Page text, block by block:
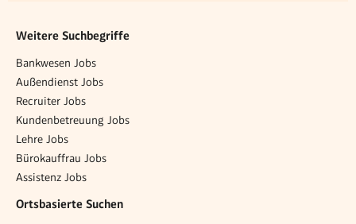
Weitere Suchbegriffe
Bankwesen Jobs
Außendienst Jobs
Recruiter Jobs
Kundenbetreuung Jobs
Lehre Jobs
Bürokauffrau Jobs
Assistenz Jobs
Ortsbasierte Suchen